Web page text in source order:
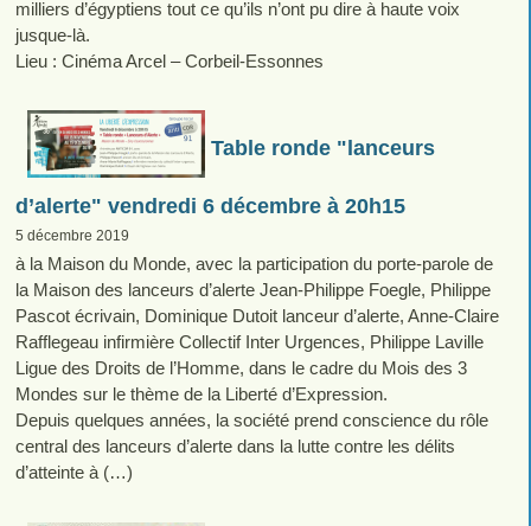
milliers d’égyptiens tout ce qu’ils n’ont pu dire à haute voix
jusque-là.
Lieu : Cinéma Arcel – Corbeil-Essonnes
Table ronde "lanceurs
d’alerte" vendredi 6 décembre à 20h15
5 décembre 2019
à la Maison du Monde, avec la participation du porte-parole de
la Maison des lanceurs d’alerte Jean-Philippe Foegle, Philippe
Pascot écrivain, Dominique Dutoit lanceur d’alerte, Anne-Claire
Rafflegeau infirmière Collectif Inter Urgences, Philippe Laville
Ligue des Droits de l’Homme, dans le cadre du Mois des 3
Mondes sur le thème de la Liberté d’Expression.
Depuis quelques années, la société prend conscience du rôle
central des lanceurs d’alerte dans la lutte contre les délits
d’atteinte à (…)